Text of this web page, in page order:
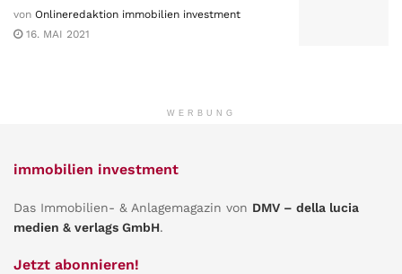
von Onlineredaktion immobilien investment
16. MAI 2021
WERBUNG
immobilien investment
Das Immobilien- & Anlagemagazin von DMV – della lucia
medien & verlags GmbH.
Jetzt abonnieren!